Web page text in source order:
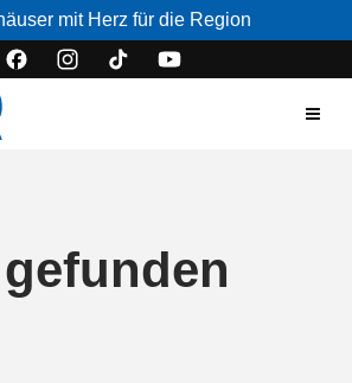
mit Herz für die Region